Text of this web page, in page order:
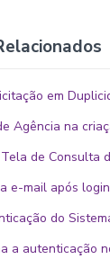
em
Agência na
de Consulta
e-mail após
do
a autenticação